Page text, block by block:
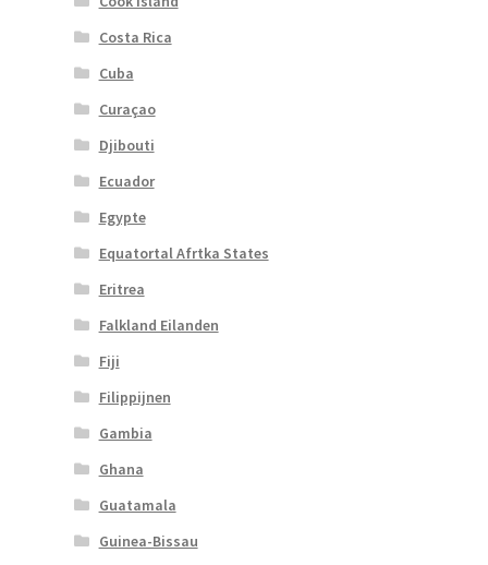
Costa Rica
Cuba
Curaçao
Djibouti
Ecuador
Egypte
Equatortal Afrtka States
Eritrea
Falkland Eilanden
Fiji
Filippijnen
Gambia
Ghana
Guatamala
Guinea-Bissau